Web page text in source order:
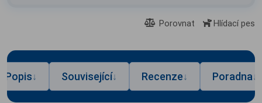
Porovnat Hlídací pes
Popis↓ Související↓ Recenze↓ Poradna↓